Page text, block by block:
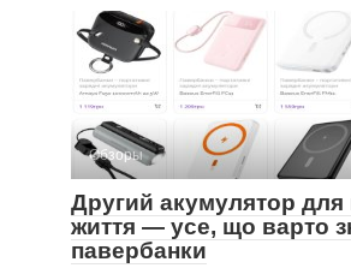
Обзоры
Другий акумулятор для
життя — усе, що варто
павербанки